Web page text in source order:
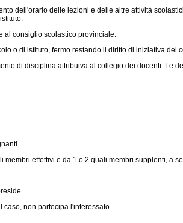
dell'orario delle lezioni e delle altre attività
al consiglio scolastico provinciale.
di istituto, fermo restando il diritto di iniziativa del
di disciplina attribuiva al collegio dei docenti. Le
effettivi e da 1 o 2 quali membri supplenti, a
non partecipa l'interessato.